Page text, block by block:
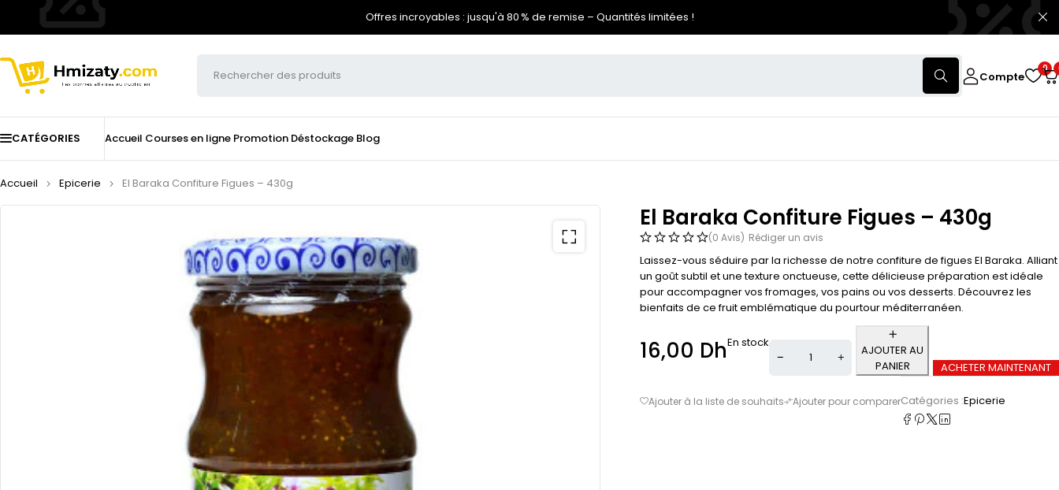
Offres incroyables : jusqu'à 80 % de remise – Quantités limitées !
Compte
0
CATÉGORIES Accueil Courses en ligne Promotion Déstockage Blog
Accueil Epicerie El Baraka Confiture Figues – 430g
El Baraka Confiture Figues – 430g
(0 Avis) Rédiger un avis
Laissez-vous séduire par la richesse de notre confiture de figues El Baraka. Alliant
un goût subtil et une texture onctueuse, cette délicieuse préparation est idéale
pour accompagner vos fromages, vos pains ou vos desserts. Découvrez les
bienfaits de ce fruit emblématique du pourtour méditerranéen.
16,00 DhEn stock
AJOUTER AU
PANIER
ACHETER MAINTENANT
Catégories :Epicerie